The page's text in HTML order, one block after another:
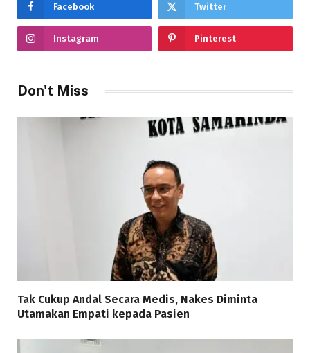
Facebook Twitter
Instagram Pinterest
Don't Miss
Tak Cukup Andal Secara Medis, Nakes Diminta
Utamakan Empati kepada Pasien